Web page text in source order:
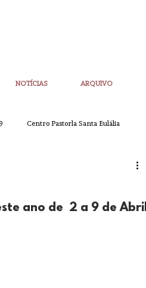
NOTÍCIAS ARQUIVO
Centro Pastorla Santa Eulália
ano de  2 a 9 de Abril